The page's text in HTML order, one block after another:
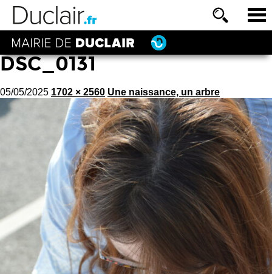
DSC_0131
05/05/2025 1702 × 2560 Une naissance, un arbre